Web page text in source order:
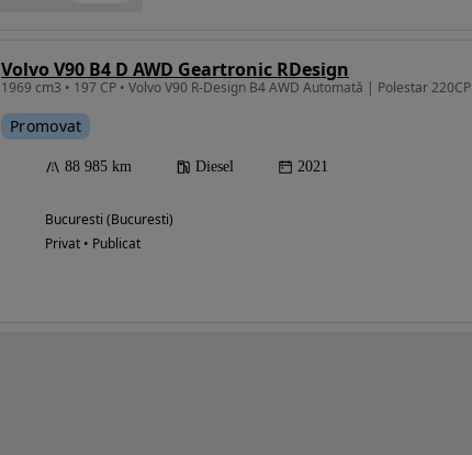
Volvo V90 B4 D AWD Geartronic RDesign
1969 cm3 • 197 CP • Volvo V90 R-Design B4 AWD Automată | Polestar 220CP
Promovat
88 985 km Diesel 2021
Bucuresti (Bucuresti)
Privat • Publicat